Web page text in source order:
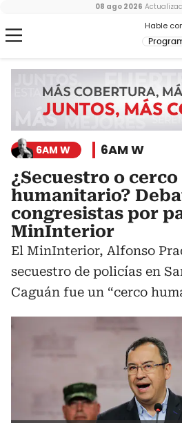
Hable
08 ago 2026
6AM W 6AM W
¿Secuestro o cerco
humanitario?
congresistas por
MinInterior
El MinInterior, Alfonso
secuestro de policías en
Caguán fue un “cerco